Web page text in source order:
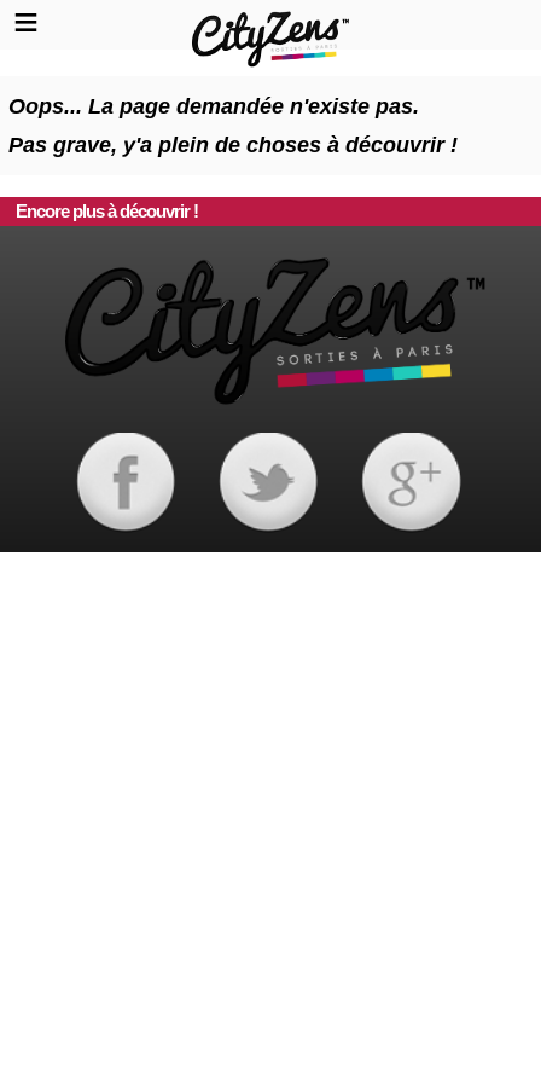
Oops... La page demandée n'existe pas.
Pas grave, y'a plein de choses à découvrir !
Encore plus à découvrir !